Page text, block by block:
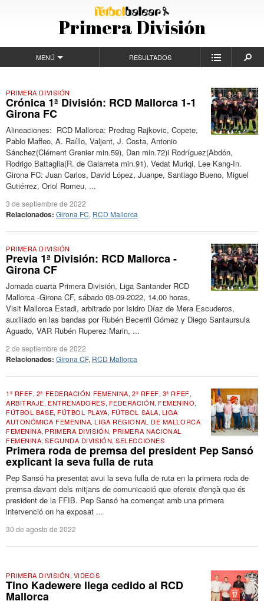
Primera División
MENÚ RESULTADOS
PRIMERA DIVISIÓN
Crónica 1ª División: RCD Mallorca 1-1
Girona FC
Alineaciones: RCD Mallorca: Predrag Rajkovic, Copete,
Pablo Maffeo, A. Raíllo, Valjent, J. Costa, Antonio
Sánchez(Clément Grenier min.59), Dan min.72)i Rodríguez(Abdón,
Rodrigo Battaglia(R. de Galarreta min.91), Vedat Muriqi, Lee Kang-In.
Girona FC: Juan Carlos, David López, Juanpe, Santiago Bueno, Miguel
Gutiérrez, Oriol Romeu, ...
3 de septiembre de 2022
Relacionados: Girona FC, RCD Mallorca
PRIMERA DIVISIÓN
Previa 1ª División: RCD Mallorca -
Girona CF
Jornada cuarta Primera División, Liga Santander RCD
Mallorca -Girona CF, sábado 03-09-2022, 14,00 horas,
Visit Mallorca Estadi, arbitrado por Isidro Díaz de Mera Escuderos,
auxiliado en las bandas por Rubén Becerril Gómez y Diego Santaursula
Aguado, VAR Rubén Ruperez Marin, ...
2 de septiembre de 2022
Relacionados: Girona CF, RCD Mallorca
1ª RFEF, 2ª FEDERACIÓN FEMENINA, 2ª RFEF, 3ª RFEF,
ARBITRAJE, ENTRENADORES, FEDERACIÓN, FEMENINO,
FÚTBOL BASE, FÚTBOL PLAYA, FÚTBOL SALA, LIGA
AUTONÓMICA FEMENINA,LIGA REGIONAL DE MALLORCA
FEMENINA, PRIMERA DIVISIÓN, PRIMERA NACIONAL
FEMENINA,SEGUNDA DIVISIÓN,SELECCIONES
Primera roda de premsa del president Pep Sansó
explicant la seva fulla de ruta
Pep Sansó ha presentat avui la seva fulla de ruta en la primera roda de
premsa davant dels mitjans de comunicació que ofereix d'ençà que és
president de la FFIB. Pep Sansó ha començat amb una primera
intervenció on ha exposat ...
30 de agosto de 2022
PRIMERA DIVISIÓN, VIDEOS
Tino Kadewere llega cedido al RCD
Mallorca